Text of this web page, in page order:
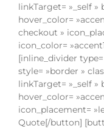
linkTarget= »_self »
hover_color=
checkout »
icon_color=
[inline_divider
style= »border »
linkTarget= »_self »
hover_color=
icon_placement=
Quote[/button]